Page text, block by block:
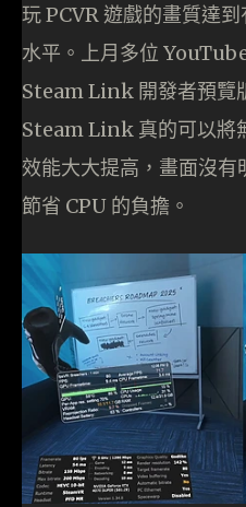
玩 PCVR 遊戲的畫質達
水平。上月多位
Steam Link 開發者預覽
Steam Link 真的可以將
效能大大提高，畫面沒
節省 CPU 的負擔。